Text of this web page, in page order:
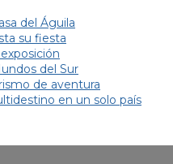
del Águila
su fiesta
del Sur
de aventura
en un solo país